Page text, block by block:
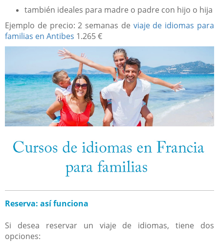
también ideales para madre o padre con hijo o hija
Ejemplo de precio: 2 semanas de viaje de idiomas para
familias en Antibes 1.265 €
Reserva: así funciona
Si desea reservar un viaje de idiomas, tiene dos
opciones: